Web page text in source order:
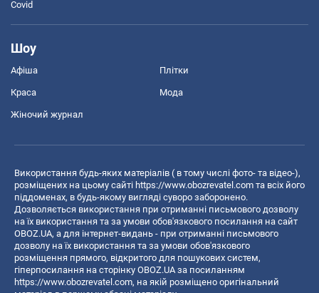
Covid
Шоу
Афіша Плітки
Краса Мода
Жіночий журнал
Використання будь-яких матеріалів ( в тому числі фото- та відео-),
розміщених на цьому сайті https://www.obozrevatel.com та всіх його
піддоменах, в будь-якому вигляді суворо заборонено.
Дозволяється використання при отриманні письмового дозволу
на їх використання та за умови обов'язкового посилання на сайт
OBOZ.UA, а для інтернет-видань - при отриманні письмового
дозволу на їх використання та за умови обов'язкового
розміщення прямого, відкритого для пошукових систем,
гіперпосилання на сторінку OBOZ.UA за посиланням
https://www.obozrevatel.com, на якій розміщено оригінальний